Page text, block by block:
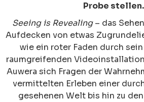
Probe stellen.
Seeing is Revealing– das
Aufdecken von etwas
wie ein roter Faden durch
raumgreifenden
Auwera sich Fragen der
vermittelten Erleben einer
gesehenen Welt bis hin zu